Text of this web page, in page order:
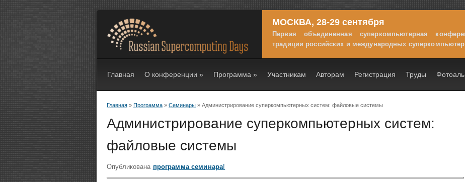
МОСКВА, 28-29 сентября
Первая объединенная суперкомпьютерная
традиции российских и международных
Главная О конференции » Программа » Участникам Авторам Регистрация Труды
Главная » Программа » Семинары » Администрирование суперкомпьютерных систем: файловые системы
Администрирование суперкомпьютерных систем:
файловые системы
Опубликована программа семинара!